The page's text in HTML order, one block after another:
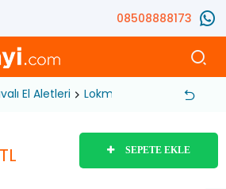
08508888173
El Aletleri Lokma Anahtar Lokma
TL SEPETE EKLE